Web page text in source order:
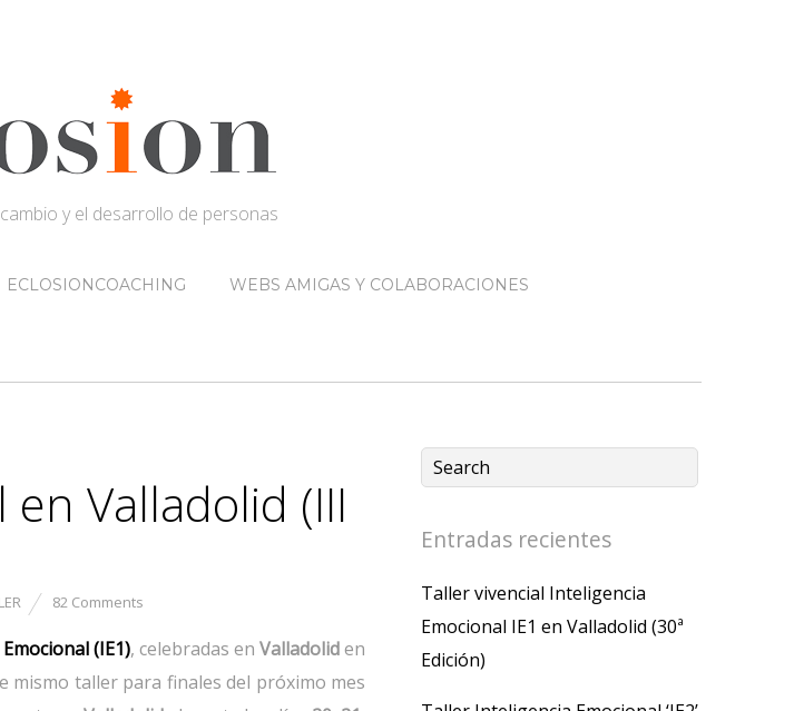
y el desarrollo de personas
ECLOSIONCOACHING WEBS AMIGAS Y COLABORACIONES
Valladolid (III
82 Comments
(IE1), celebradas en Valladoliden
mismo taller para finales del próximo mes
Entradas recientes
Taller vivencial Inteligencia
Emocional IE1 en Valladolid (30ª
Edición)